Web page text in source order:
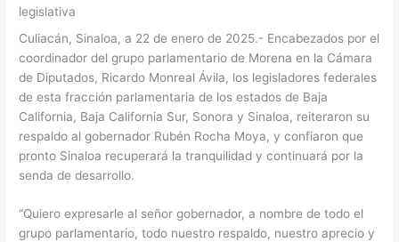
legislativa
Culiacán, Sinaloa, a 22 de enero de 2025.- Encabezados por el
coordinador del grupo parlamentario de Morena en la Cámara
de Diputados, Ricardo Monreal Ávila, los legisladores federales
de esta fracción parlamentaria de los estados de Baja
California, Baja California Sur, Sonora y Sinaloa, reiteraron su
respaldo al gobernador Rubén Rocha Moya, y confiaron que
pronto Sinaloa recuperará la tranquilidad y continuará por la
senda de desarrollo.
“Quiero expresarle al señor gobernador, a nombre de todo el
grupo parlamentario, todo nuestro respaldo, nuestro aprecio y